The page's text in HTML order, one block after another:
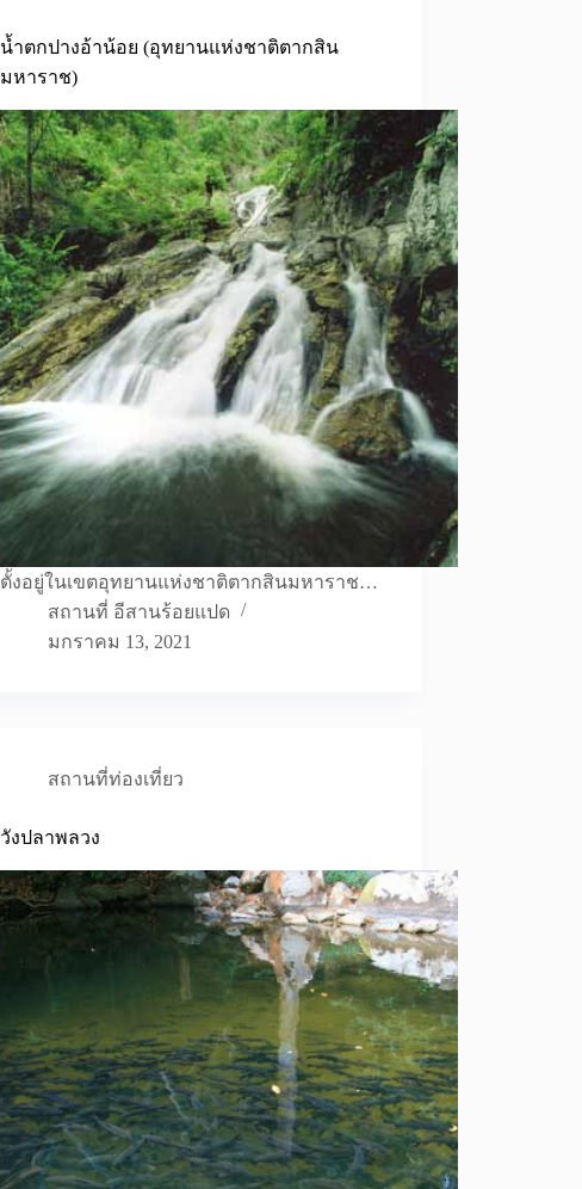
น้ำตกปางอ้าน้อย (อุทยานแห่งชาติตากสิน
มหาราช)
ตั้งอยู่ในเขตอุทยานแห่งชาติตากสินมหาราช…
สถานที่ อีสานร้อยแปด
มกราคม 13, 2021
สถานที่ท่องเที่ยว
วังปลาพลวง